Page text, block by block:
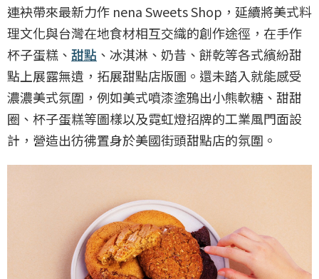
連袂帶來最新力作 nena Sweets Shop，延續將美式料
理文化與台灣在地食材相互交織的創作途徑，在手作
杯子蛋糕、 甜點 、冰淇淋、奶昔、餅乾等各式繽紛甜
點上展露無遺，拓展甜點店版圖。還未踏入就能感受
濃濃美式氛圍，例如美式噴漆塗鴉出小熊軟糖、甜甜
圈、杯子蛋糕等圖樣以及霓虹燈招牌的工業風門面設
計，營造出彷彿置身於美國街頭甜點店的氛圍。